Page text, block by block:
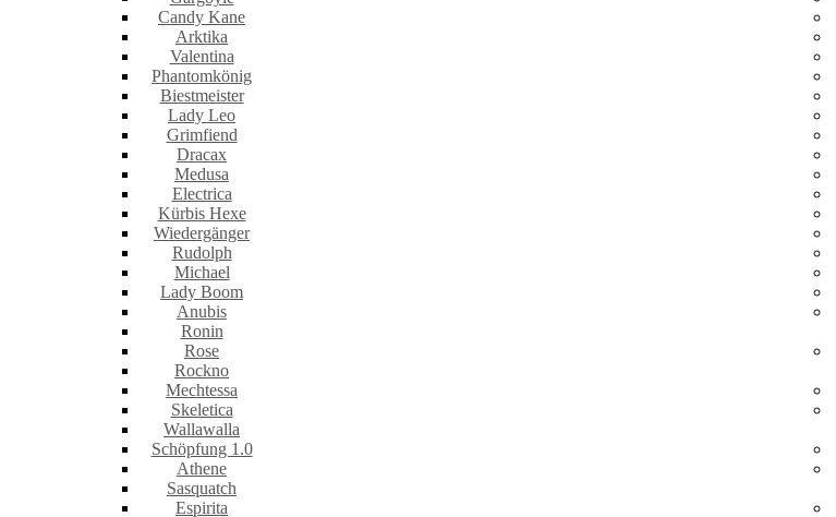
Candy Kane
Arktika
Valentina
Phantomkönig
Biestmeister
Lady Leo
Grimfiend
Dracax
Medusa
Electrica
Kürbis Hexe
Wiedergänger
Rudolph
Michael
Lady Boom
Anubis
Ronin
Rose
Rockno
Mechtessa
Skeletica
Wallawalla
Schöpfung 1.0
Athene
Sasquatch
Espirita